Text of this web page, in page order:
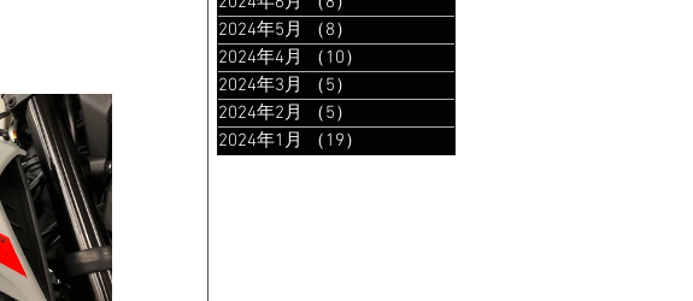
2024年5月
（8）
2024年4月
（10）
2024年3月
（5）
2024年2月
（5）
2024年1月
（19）